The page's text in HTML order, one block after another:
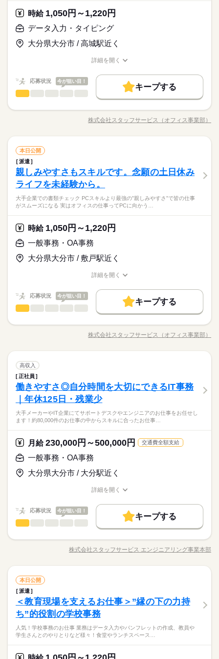
■夏季休暇 ■年末年始休暇 ■産前・産後休暇 ■介護休暇 ※休日・
休暇は就業先により異なります お休みが多いだけでなく、 有給
満喫して、 心身ともにしっかりリフレッシュできる 環境が整っ
ています！
休日・休暇
■完全週休2日制 ■年間休日125日 ■有給休暇：10日～20日 →
■夏季休暇 ■年末年始休暇 ■産前・産後休暇 ■介護休暇 ※休日・
も気兼ねなく取得できます◎ 趣味や旅行、大切な人との時間を
満喫して、 心身ともにしっかりリフレッシュできる 環境が整っ
ています！
続きを読む
ワーカー、始めましょう！
お仕事の特徴
基本特徴
20代活躍
大量募集
交通費 主婦・主夫 履歴書不要 WEB登録
就業時間・曜日
残業なし
10時～出社 土日祝休
在宅ワーク
大手企業 ベンチャー
学校・公的
ブランクOK
資格支援
週払い
禁煙・分煙
派遣活躍中
ルーティン
続きを読む
＝＝ 契約社員・正社員登用が前提の 「紹介予定派遣」のお仕事
給与 時給 1,050円～1,220円
★月収例：195200円！★時給1220円×8時間勤務×20日の場合★
―･―･―･―･―･―･―･―･―･―･―･―･―･―
『速払いサービス』を利用できます（利用規定あり）
期間・時間 長期
【勤務時間例】 8：30-17：30 9：00-17：00 9：00-18：00 9：3
＝＝＝＝＝＝＝＝ 【待遇・福利厚生】 ＊各種社会保険 ＊有給休
暇 ＊定期健康診断 ＊提携スクールあり …etc ＝＝＝＝＝＝＝＝
＝＝＝＝＝＝ スキルに自信がない方も もっとスキルアップした
い方も必見★＊ ▼無料で学べるオンライン学習▼ スマホ学習ア
プリ「ぽけっと」は オンライン講座や動画を すきま時間に自分
ら聞けないビジネスマナー ・スマホで学べる経理事務 ・ぜひ覚
簡単登録／ 24時間365日いつでもどこでも◎ スマホひとつで完
了しちゃう WEB登録を行っています★ 登録完了後、お電話やメ
ールでお仕事を紹介できるので あなたの”スグに働きたい”を叶え
ます＊
休日・休暇 土曜 日曜 祝日
完全週休2日
※お仕事により異なりますが
平日のみ・週5日のお仕事がメインです◎
「とりあえず目があったらニッコリ」「親しみやすい敬語で接
客」など、接客業の方が持つ”話しかけやすいオーラ”は、事務の
ワーカー、始めましょう！
未経験OK 新卒・第二 20代活躍 30代活躍 40代活躍
働き方・環境
在宅ワーク 大手企業 ベンチャー
学校・公的
ブランクOK
産休・育休
資格支援
服装自由 日払い 週払い
禁煙・分煙
派遣活躍中
ルーティン 英語不要 PC不要
業や公的機関、大学 ベンチャーやアットホームな会社 などいろ
んな分野があります。 ------ ▼他にこんなお仕事もあり▼ ＊人
気！公的機関での事務 ＊不動産会社でのデータ入力 ＊大手メー
カーでのOA事務 ＊駅直結！製菓製品の在庫管理 etc…
応募資格
＜こんな人にオススメ＞ ◆元接客業などで人と接するのが好き
も充実させたい方 ◆未経験でオフィスワークにチャレンジして
て」の方も大歓迎♪ 丁寧にご説明しますのでご安心下さい。 ＝
もあります。 希望の働き方を教えて下さい
給与 時給 1,050円～1,220円
―･―･―･―･―･―･―･―･―･―･―･―･―･―
『速払いサービス』を利用できます（利用規定あり）
期間・時間
【勤務時間例】 8：30-17：30 9：00-17：00 9：00-18：00 9：3
0-18：30 など ※派遣先により始業･終業時刻は変動します ※17
時・18時にピタッと退社できるお仕事も多数あり ＝＝＝＝＝＝
＝＝＝＝＝＝＝＝ 【待遇・福利厚生】 ＊各種社会保険 ＊有給休
暇 ＊定期健康診断 ＊提携スクールあり …etc ＝＝＝＝＝＝＝＝
＝＝＝＝＝＝ スキルに自信がない方も もっとスキルアップした
い方も必見★＊ ▼無料で学べるオンライン学習▼ スマホ学習ア
プリ「ぽけっと」は オンライン講座や動画を すきま時間に自分
ら聞けないビジネスマナー ・スマホで学べる経理事務 ・ぜひ覚
講座 など ＝＝＝＝＝＝＝＝＝＝＝＝＝＝ ＼来社不要！WEBで
了しちゃう WEB登録を行っています★ 登録完了後、お電話やメ
ールでお仕事を紹介できるので あなたの”スグに働きたい”を叶え
ます＊
続きを読む
休日・休暇 土曜 日曜 祝日
完全週休2日
※お仕事により異なりますが
＜ご希望に1番近いお仕事をご紹介いたします★＞
詳しい募集要項をすべて見る
応募する
時給 1,050円～1,220円
データ入力・タイピング
大分県大分市 / 高城駅近く
多い年齢層 低い
男性 女性
業界 サービス関連
基本的に「残業なし・少なめ」の職場が多く、プライベートと
の両立もしやすいので、推し活などの趣味に時間を使いたい方
にオススメ！働く時はしっかり働いて、休む時は休む！そんな
風にメリハリをつけて働けます◎
お仕事の特徴
基本特徴
20代活躍
大量募集
交通費 主婦・主夫 履歴書不要 WEB登録
就業時間・曜日
残業なし
10時～出社 土日祝休
在宅ワーク
大手企業 ベンチャー
学校・公的
ブランクOK
資格支援
服装自由 日払い 週払い
派遣活躍中
ルーティン
続きを読む
職種 データ入力・タイピング
間も大事にしたい。 そんな働き方を応援！ 残業少なめや土日休
みの職場が多いので、 仕事帰りやお休みの日は推し活・趣味の
いるので未経験も大歓迎！ 無料アプリで手軽に学べます。 ▼こ
んな条件のお仕事あり▼ ＊公的機関での事務 ＊不動産会社での
データ入力 ＊大手メーカーでのOA事務 ＊有名大学★備品管理
業務 etc さらに働く場所も… 大手・有名企業や公的機関、大
学 ベンチャーやアットホームな会社 など色んな分野がありま
す。
応募資格
＜こんな人にオススメ＞ ◆仕事とプライベートどちらも充実さ
◆フルタイム・長期で働きたい方 ◆スキルUPを図りたい方etc
「派遣で働くのが初めて」の方も大歓迎♪ 丁寧にご説明しますの
予定派遣」のお仕事もあります。 希望の働き方を教えて下さい
給与 時給 1,050円～1,220円
★月収例：195200円！★時給1220円×8時間勤務×20日の場合★
―･―･―･―･―･―･―･―･―･―･―･―･―･―
『速払いサービス』を利用できます（利用規定あり）
期間・時間 長期
【勤務時間例】 8：30-17：30 9：00-17：00 9：00-18：00 9：3
＝＝＝＝＝＝＝＝ 【待遇・福利厚生】 ＊各種社会保険 ＊有給休
暇 ＊定期健康診断 ＊提携スクールあり …etc ＝＝＝＝＝＝＝＝
＝＝＝＝＝＝ スキルに自信がない方も もっとスキルアップした
い方も必見★＊ ▼無料で学べるオンライン学習▼ スマホ学習ア
プリ「ぽけっと」は オンライン講座や動画を すきま時間に自分
ら聞けないビジネスマナー ・スマホで学べる経理事務 ・ぜひ覚
簡単登録／ 24時間365日いつでもどこでも◎ スマホひとつで完
了しちゃう WEB登録を行っています★ 登録完了後、お電話やメ
ールでお仕事を紹介できるので あなたの”スグに働きたい”を叶え
ます＊
休日・休暇 土曜 日曜 祝日
完全週休2日
※お仕事により異なりますが
平日のみ・週5日のお仕事がメインです◎
詳細を開く
応募状況 今が狙い目！
キープする
職種/応募資格 給与/時間/休日
多い年齢層
男女の割合 男性 女性
業界 サービス関連
基本的に「残業なし・少なめ」の職場が多く、プライベートと
の両立もしやすいので、推し活などの趣味に時間を使いたい方
風にメリハリをつけて働けます◎
未経験OK 新卒・第二 20代活躍 30代活躍 40代活躍
働き方・環境
在宅ワーク 大手企業 ベンチャー
学校・公的
ブランクOK
産休・育休
資格支援
服装自由 日払い 週払い
禁煙・分煙
派遣活躍中
ルーティン 英語不要 PC不要
職種 データ入力・タイピング
＼推し活もできる！データ入力／ 仕事も大切だけど、自分の時
間も大事にしたい。 そんな働き方を応援！ 残業少なめや土日休
みの職場が多いので、 仕事帰りやお休みの日は推し活・趣味の
時間に充てて プライベートを満喫しているスタッフが多数活躍
中♪ 今までの経験やスキルより「やってみたい」 を大切にして
いるので未経験も大歓迎！ 無料アプリで手軽に学べます。 ▼こ
んな条件のお仕事あり▼ ＊公的機関での事務 ＊不動産会社での
データ入力 ＊大手メーカーでのOA事務 ＊有名大学★備品管理
業務 etc さらに働く場所も… 大手・有名企業や公的機関、大
学 ベンチャーやアットホームな会社 など色んな分野がありま
続きを読む
応募資格
＜こんな人にオススメ＞ ◆仕事とプライベートどちらも充実さ
◆フルタイム・長期で働きたい方 ◆スキルUPを図りたい方etc
でご安心下さい。 ＝＝＝ 契約社員・正社員登用が前提の 「紹介
給与 時給 1,050円～1,220円
―･―･―･―･―･―･―･―･―･―･―･―･―･―
『速払いサービス』を利用できます（利用規定あり）
期間・時間 長期
【勤務時間例】 8：30-17：30 9：00-17：00 9：00-18：00 9：3
0-18：30 など ※派遣先により始業･終業時刻は変動します ※17
時・18時にピタッと退社できるお仕事も多数あり ＝＝＝＝＝＝
＝＝＝＝＝＝＝＝ 【待遇・福利厚生】 ＊各種社会保険 ＊有給休
暇 ＊定期健康診断 ＊提携スクールあり …etc ＝＝＝＝＝＝＝＝
＝＝＝＝＝＝ スキルに自信がない方も もっとスキルアップした
い方も必見★＊ ▼無料で学べるオンライン学習▼ スマホ学習ア
プリ「ぽけっと」は オンライン講座や動画を すきま時間に自分
ら聞けないビジネスマナー ・スマホで学べる経理事務 ・ぜひ覚
講座 など ＝＝＝＝＝＝＝＝＝＝＝＝＝＝ ＼来社不要！WEBで
了しちゃう WEB登録を行っています★ 登録完了後、お電話やメ
ールでお仕事を紹介できるので あなたの”スグに働きたい”を叶え
ます＊
続きを読む
休日・休暇 土曜 日曜 祝日
完全週休2日
※お仕事により異なりますが
＜ご希望に1番近いお仕事をご紹介いたします★＞
詳しい募集要項をすべて見る
応募する
株式会社スタッフサービス（オフィス事業部）
本日公開
派遣
親しみやすさもスキルです。念願の土日休み
ライフを未経験から。
大手企業での書類チェック PCスキルより最強の”親しみやすさ”で皆の仕事
がスムーズになる 実はオフィスの仕事ってPCに向かう…
時給 1,050円～1,220円
一般事務・OA事務
大分県大分市 / 敷戸駅近く
多い年齢層 低い
男性 女性
業界
「とりあえず目があったらニッコリ」「親しみやすい敬語で接
客」など、接客業の方が持つ”話しかけやすいオーラ”は、事務の
お仕事でも強力な武器。事務経験ゼロから土日休みのオフィス
ワーカー、始めましょう！
お仕事の特徴
基本特徴
20代活躍
大量募集
交通費 主婦・主夫 履歴書不要 WEB登録
就業時間・曜日
残業なし
10時～出社 土日祝休
在宅ワーク
大手企業 ベンチャー
学校・公的
ブランクOK
資格支援
服装自由
禁煙・分煙
派遣活躍中
ルーティン
続きを読む
職種 一般事務・OA事務
強の”親しみやすさ”で 皆の仕事がスムーズになる…？ 実はオフ
ィスの仕事ってPCに向かうだけではなく 同じ事務仲間から他部
アをスタートさせましょう！ さらに働く場所も… 大手・有名企
業や公的機関、大学 ベンチャーやアットホームな会社 などいろ
んな分野があります。 ------ ▼他にこんなお仕事もあり▼ ＊人
気！公的機関での事務 ＊不動産会社でのデータ入力 ＊大手メー
カーでのOA事務 ＊駅直結！製菓製品の在庫管理 etc…
応募資格
＜こんな人にオススメ＞ ◆元接客業などで人と接するのが好き
も充実させたい方 ◆未経験でオフィスワークにチャレンジして
みたい方 ◆スキルUPを図りたい方etc 「派遣で働くのが初め
＝＝ 契約社員・正社員登用が前提の 「紹介予定派遣」のお仕事
給与 時給 1,050円～1,220円
★月収例：195200円！★時給1220円×8時間勤務×20日の場合★
―･―･―･―･―･―･―･―･―･―･―･―･―･―
『速払いサービス』を利用できます（利用規定あり）
期間・時間 長期
【勤務時間例】 8：30-17：30 9：00-17：00 9：00-18：00 9：3
＝＝＝＝＝＝＝＝ 【待遇・福利厚生】 ＊各種社会保険 ＊有給休
暇 ＊定期健康診断 ＊提携スクールあり …etc ＝＝＝＝＝＝＝＝
＝＝＝＝＝＝ スキルに自信がない方も もっとスキルアップした
い方も必見★＊ ▼無料で学べるオンライン学習▼ スマホ学習ア
プリ「ぽけっと」は オンライン講座や動画を すきま時間に自分
ら聞けないビジネスマナー ・スマホで学べる経理事務 ・ぜひ覚
休日・休暇 土曜 日曜 祝日
完全週休2日
※お仕事により異なりますが
平日のみ・週5日のお仕事がメインです◎
詳細を開く
応募状況 今が狙い目！
キープする
職種/応募資格 給与/時間/休日
多い年齢層
男女の割合 男性 女性
業界 サービス関連
「とりあえず目があったらニッコリ」「親しみやすい敬語で接
客」など、接客業の方が持つ”話しかけやすいオーラ”は、事務の
ワーカー、始めましょう！
未経験OK 新卒・第二 20代活躍 30代活躍 40代活躍
働き方・環境
在宅ワーク 大手企業 ベンチャー
学校・公的
ブランクOK
産休・育休
資格支援
服装自由 日払い 週払い
禁煙・分煙
派遣活躍中
ルーティン 英語不要 PC不要
職種 一般事務・OA事務
☆☆★★ 大手企業での書類チェック ★★☆☆ PCスキルより最
強の”親しみやすさ”で 皆の仕事がスムーズになる…？ 実はオフ
ィスの仕事ってPCに向かうだけではなく 同じ事務仲間から他部
署の人まで 多くの人と接しながら進めるので コミュニケーショ
ンも大事。 その「人あたりの良さ」を活かして 事務でのキャリ
アをスタートさせましょう！ さらに働く場所も… 大手・有名企
業や公的機関、大学 ベンチャーやアットホームな会社 などいろ
んな分野があります。 ------ ▼他にこんなお仕事もあり▼ ＊人
気！公的機関での事務 ＊不動産会社でのデータ入力 ＊大手メー
カーでのOA事務 ＊駅直結！製菓製品の在庫管理 etc…
続きを読む
応募資格
＜こんな人にオススメ＞ ◆元接客業などで人と接するのが好き
も充実させたい方 ◆未経験でオフィスワークにチャレンジして
て」の方も大歓迎♪ 丁寧にご説明しますのでご安心下さい。 ＝
もあります。 希望の働き方を教えて下さい
給与 時給 1,050円～1,220円
―･―･―･―･―･―･―･―･―･―･―･―･―･―
『速払いサービス』を利用できます（利用規定あり）
期間・時間 長期
【勤務時間例】 8：30-17：30 9：00-17：00 9：00-18：00 9：3
0-18：30 など ※派遣先により始業･終業時刻は変動します ※17
時・18時にピタッと退社できるお仕事も多数あり ＝＝＝＝＝＝
＝＝＝＝＝＝＝＝ 【待遇・福利厚生】 ＊各種社会保険 ＊有給休
暇 ＊定期健康診断 ＊提携スクールあり …etc ＝＝＝＝＝＝＝＝
＝＝＝＝＝＝ スキルに自信がない方も もっとスキルアップした
続きを読む
詳しい募集要項をすべて見る
応募する
株式会社スタッフサービス（オフィス事業部）
高収入
正社員
働きやすさ◎自分時間を大切にできるIT事務
｜年休125日・残業少
大手メーカーやIT企業にてサポートデスクやエンジニアのお仕事をお任せし
ます！約80,000件のお仕事の中からスキルに合ったお仕事…
月給230,000円～500,000円 交通費全額支給
一般事務・OA事務
大分県大分市 / 大分駅近く
多い年齢層 低い
男性 女性
業界 IT・通信関連
「仕事のやりがいはあるけれど、 自分の時間が全くない…」 そ
んなあなたへ。 これからのキャリアは、 「働きやすさ」で選び
ませんか？ 【心に余裕を持てる環境】 スタッフサービスグルー
プの 安定基盤があるからこそ、 ・年間休日125日＆完全週休2日
制 ・残業月平均9時間 といった、 ワークライフバランスが叶
職種 一般事務・OA事務
事をお任せします！ 約80,000件のお仕事の中から スキルに合っ
たお仕事・職場をご紹介します。 【お仕事例】 ◆ExcelやAcce
等 ＼専門スキルを磨いてエンジニアへのステップアップも可能
／ 【ステップアップ後のお仕事例】 ■大手メーカーのグループ
企業 自社情報システム室での基幹システムの機能追加業務 ■大
手ソフトウェア企業 社内業務効率化や情報の有効活用を推進 ■
サービス関連会社 ebシステムのプログラミング ▼「チャレンジ
したい」気持ちを応援！ ITスキルが身に着く研修を約900講座用
意しています。 いつでもどこでも好きな時に学ぶことができま
応募資格
【未経験の方】 ・39歳以下の方（無期雇用）※ ・職務経験不問
ながら働ける環境を探している そんな、IT業界デビューを考え
ている方にぴったり！ ※長期勤続によるキャリア形成を図る観
詳細を開く
応募状況 今が狙い目！
キープする
職種/応募資格 給与/時間/休日
多い年齢層
男女の割合 男性 女性
業界 IT・通信関連
職種 一般事務・OA事務
大手メーカーやIT企業にて サポートデスクやエンジニアのお仕
事をお任せします！ 約80,000件のお仕事の中から スキルに合っ
たお仕事・職場をご紹介します。 【お仕事例】 ◆ExcelやAcce
ss等のツールを用いたデータの抽出、集計、加工 ◆ITサポート
としての資料作成 ◆社内HPの更新・修正 ◆PC周辺機器の設定
等 ＼専門スキルを磨いてエンジニアへのステップアップも可能
／ 【ステップアップ後のお仕事例】 ■大手メーカーのグループ
企業 自社情報システム室での基幹システムの機能追加業務 ■大
続きを読む
応募資格
株式会社スタッフサービス エンジニアリング事業本部
本日公開
派遣
＜教育現場を支えるお仕事＞”縁の下の力持
ち”的役割の学校事務
人気！学校事務のお仕事 業務はデータ入力やパンフレットの作成、教員や
学生さんとのやりとりなど様々！食堂やランチスペース…